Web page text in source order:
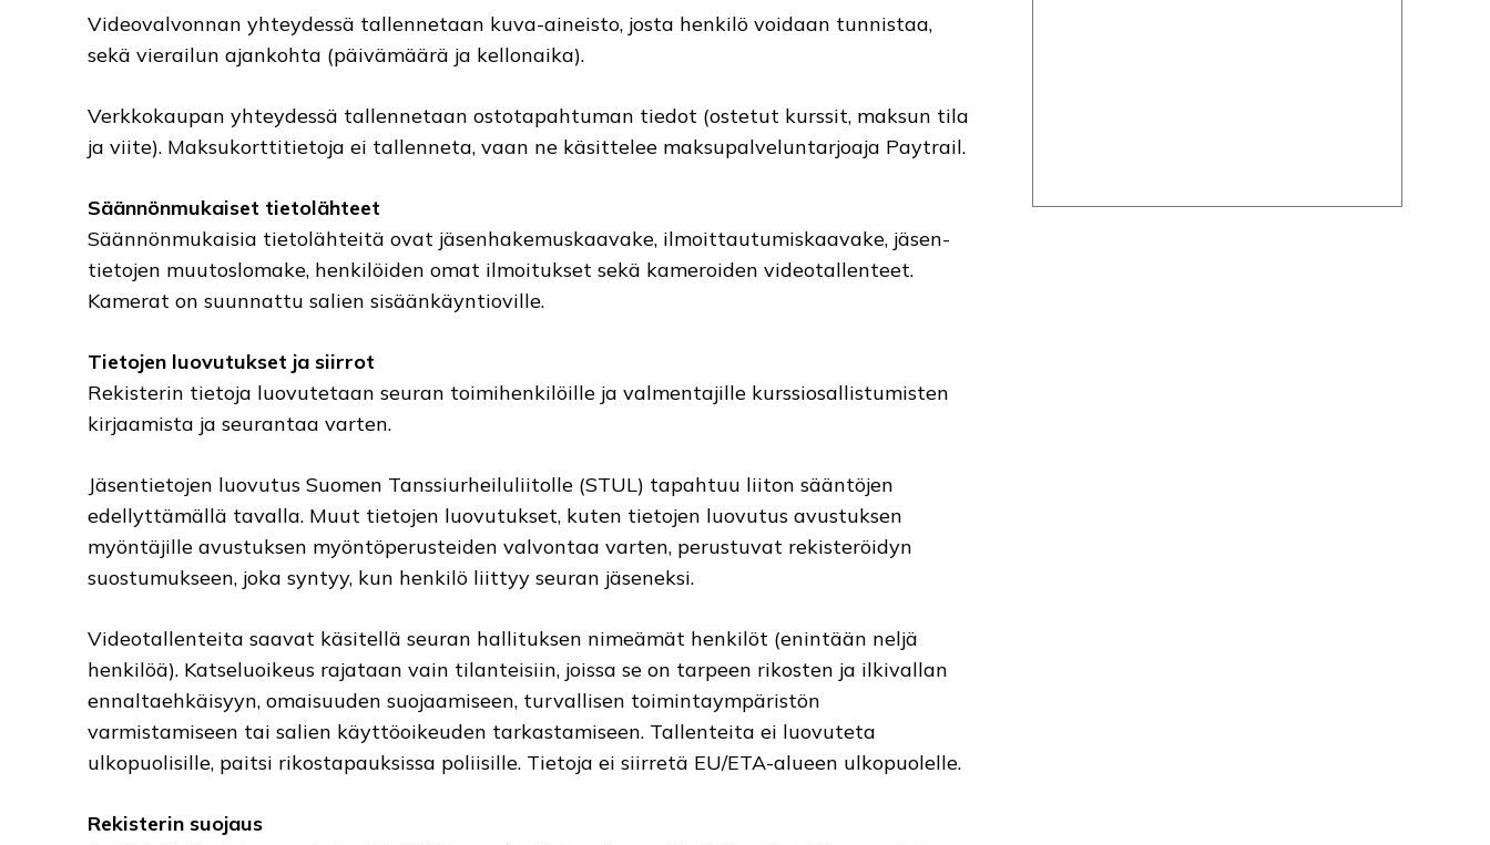
Videovalvonnan yhteydessä tallennetaan kuva-aineisto, josta henkilö voidaan tunnistaa,
sekä vierailun ajankohta (päivämäärä ja kellonaika).
Verkkokaupan yhteydessä tallennetaan ostotapahtuman tiedot (ostetut kurssit, maksun tila
ja viite). Maksukorttitietoja ei tallenneta, vaan ne käsittelee maksupalveluntarjoaja Paytrail.
Säännönmukaiset tietolähteet
Säännönmukaisia tietolähteitä ovat jäsenhakemuskaavake, ilmoittautumiskaavake, jäsen­
tietojen muutoslomake, henkilöiden omat ilmoitukset sekä kameroiden videotallenteet.
Kamerat on suunnattu salien sisäänkäyntioville.
Tietojen luovutukset ja siirrot
Rekisterin tietoja luovutetaan seuran toimihenkilöille ja valmentajille kurssiosallistumisten
kirjaamista ja seurantaa varten.
Jäsentietojen luovutus Suomen Tanssiurheiluliitolle (STUL) tapahtuu liiton sääntöjen
edellyttämällä tavalla. Muut tietojen luovutukset, kuten tietojen luovutus avustuksen
myöntäjille avustuksen myöntöperusteiden valvontaa varten, perustuvat rekisteröidyn
suostumukseen, joka syntyy, kun henkilö liittyy seuran jäseneksi.
Videotallenteita saavat käsitellä seuran hallituksen nimeämät henkilöt (enintään neljä
henkilöä). Katseluoikeus rajataan vain tilanteisiin, joissa se on tarpeen rikosten ja ilkivallan
ennalta­ehkäisyyn, omaisuuden suojaamiseen, turvallisen toimintaympäristön
varmistamiseen tai salien käyttöoikeuden tarkastamiseen. Tallenteita ei luovuteta
ulkopuolisille, paitsi rikos­tapauksissa poliisille. Tietoja ei siirretä EU/ETA-alueen ulkopuolelle.
Rekisterin suojaus